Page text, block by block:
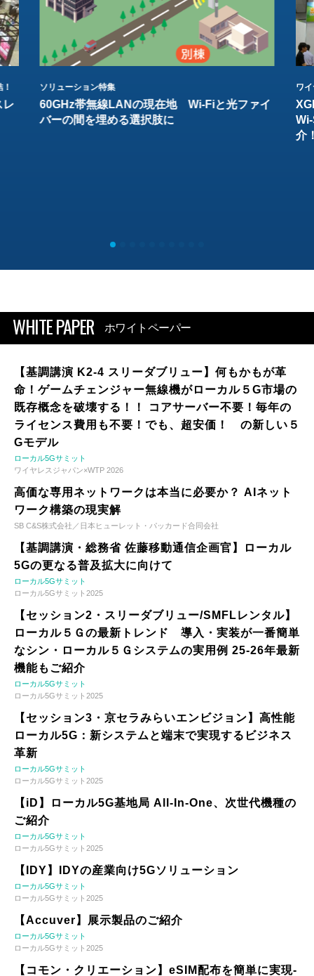
レ
ソリューション特集
60GHz帯無線LANの現在地 Wi-Fiと光ファイ
バーの間を埋める選択肢に
ワ
介
WHITE PAPER ホワイトペーパー
【基調講演 K2-4 スリーダブリュー】何もかもが革
命！ゲームチェンジャー無線機がローカル５G市場の
既存概念を破壊する！！ コアサーバー不要！毎年の
ライセンス費用も不要！でも、超安価！ の新しい５
Gモデル
ローカル5Gサミット
ワイヤレスジャパン×WTP 2026
高価な専用ネットワークは本当に必要か？ AIネット
ワーク構築の現実解
SB C&S株式会社／日本ヒューレット・パッカード合同会社
【基調講演・総務省 佐藤移動通信企画官】ローカル
5Gの更なる普及拡大に向けて
ローカル5Gサミット
ローカル5Gサミット2025
【セッション2・スリーダブリュー/SMFLレンタル】
ローカル５Ｇの最新トレンド 導入・実装が一番簡単
なシン・ローカル５Ｇシステムの実用例 25-26年最新
機能もご紹介
ローカル5Gサミット
ローカル5Gサミット2025
【セッション3・京セラみらいエンビジョン】高性能
ローカル5G：新システムと端末で実現するビジネス
革新
ローカル5Gサミット
ローカル5Gサミット2025
【iD】ローカル5G基地局 All-In-One、次世代機種の
ご紹介
ローカル5Gサミット
ローカル5Gサミット2025
【IDY】IDYの産業向け5Gソリューション
ローカル5Gサミット
ローカル5Gサミット2025
【Accuver】展示製品のご紹介
ローカル5Gサミット
ローカル5Gサミット2025
【コモン・クリエーション】eSIM配布を簡単に実現-